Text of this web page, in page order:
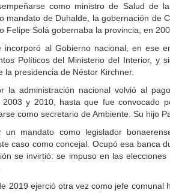
como ministro de Salud de
mandato de Duhalde, la gobernación de
Felipe Solá gobernaba la provincia, en
incorporó al Gobierno nacional, en ese
Políticos del Ministerio del Interior, y
la presidencia de Néstor Kirchner.
la administración nacional volvió al
2003 y 2010, hasta que fue convocado
como secretario de Ambiente. Su hijo
un mandato como legislador
caso como concejal. Ocupó esa banca
se invirtió: se impuso en las
2019 ejerció otra vez como jefe comunal